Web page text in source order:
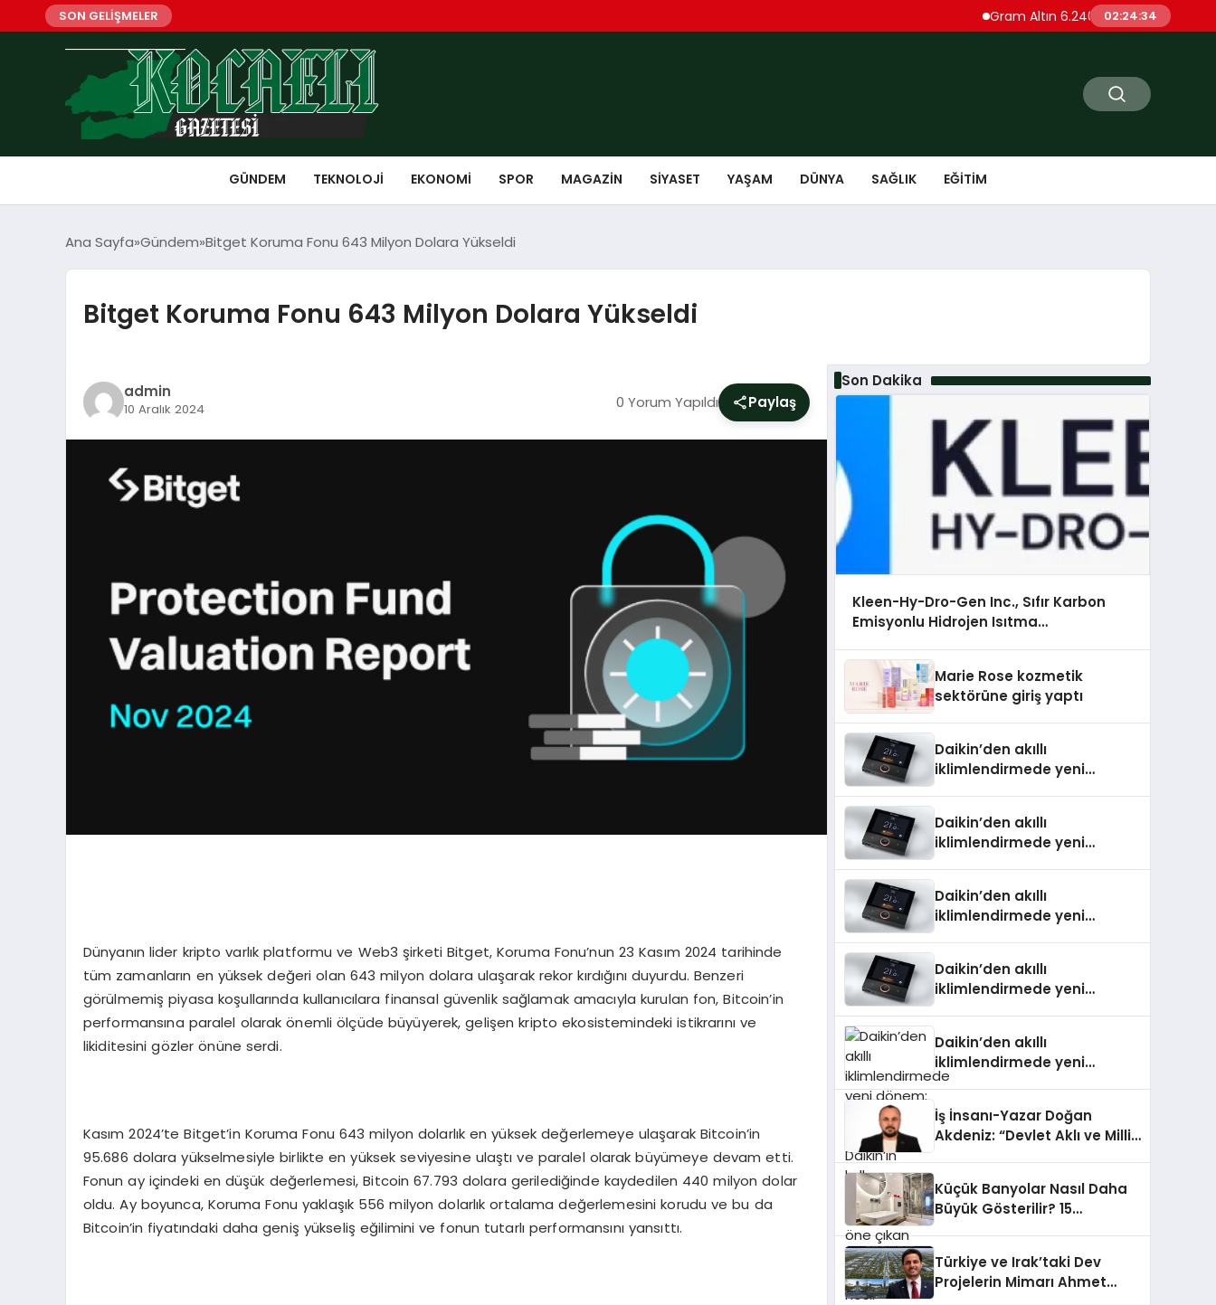
SON GELİŞMELER Gram Altın 6.240 Liraya Düştü Ons Altın
02:24:35
GÜNDEM TEKNOLOJI EKONOMI SPOR MAGAZIN SIYASET YAŞAM DÜNYA SAĞLIK EĞITIM
Ana Sayfa Gündem Bitget Koruma Fonu 643 Milyon Dolara Yükseldi
Bitget Koruma Fonu 643 Milyon Dolara Yükseldi
admin
10 Aralık 2024 0 Yorum Yapıldı Paylaş
Dünyanın lider kripto varlık platformu ve Web3 şirketi Bitget, Koruma Fonu’nun 23 Kasım 2024 tarihinde
tüm zamanların en yüksek değeri olan 643 milyon dolara ulaşarak rekor kırdığını duyurdu. Benzeri
görülmemiş piyasa koşullarında kullanıcılara finansal güvenlik sağlamak amacıyla kurulan fon, Bitcoin’in
performansına paralel olarak önemli ölçüde büyüyerek, gelişen kripto ekosistemindeki istikrarını ve
likiditesini gözler önüne serdi.
Kasım 2024’te Bitget’in Koruma Fonu 643 milyon dolarlık en yüksek değerlemeye ulaşarak Bitcoin’in
95.686 dolara yükselmesiyle birlikte en yüksek seviyesine ulaştı ve paralel olarak büyümeye devam etti.
Fonun ay içindeki en düşük değerlemesi, Bitcoin 67.793 dolara gerilediğinde kaydedilen 440 milyon dolar
oldu. Ay boyunca, Koruma Fonu yaklaşık 556 milyon dolarlık ortalama değerlemesini korudu ve bu da
Bitcoin’in fiyatındaki daha geniş yükseliş eğilimini ve fonun tutarlı performansını yansıttı.
Son Dakika
Kleen-Hy-Dro-Gen Inc., Sıfır Karbon
Emisyonlu Hidrojen Isıtma
Onaylarını Aldı
Marie Rose kozmetik
sektörüne giriş yaptı
Daikin’den akıllı
iklimlendirmede yeni
Daikin’den akıllı
iklimlendirmede yeni
Daikin’den akıllı
iklimlendirmede yeni
Daikin’den akıllı
iklimlendirmede yeni
Daikin’den akıllı
iklimlendirmede yeni
dönem: Madoka Plus
dostu tasarımıyla öne çıkan
Madoka ailesinin yeni nesil
teknolojilerle donatılmış son
modeli VRV kontrol ünitesi
Madoka Plus Türkiye’de
satışa sunuldu. Tam
dokunmatik ekranı, mobil
uygulama desteği ve akıllı
sensör entegrasyonu
İş İnsanı-Yazar Doğan
Akdeniz: “Devlet Aklı ve Milli
Küçük Banyolar Nasıl Daha
Büyük Gösterilir? 15
Türkiye ve Irak’taki Dev
Projelerin Mimarı Ahmet